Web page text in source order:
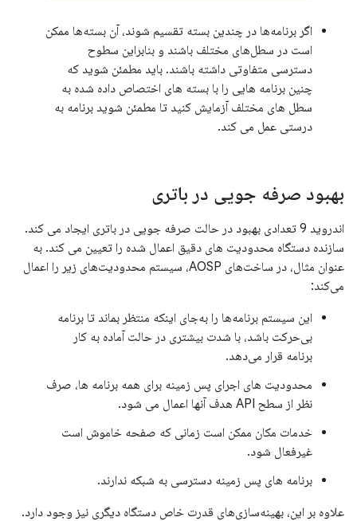
اگر برنامه‌ها در چندین بسته تقسیم شوند، آن بسته‌ها ممکن
است در سطل‌های مختلف باشند و بنابراین سطوح
دسترسی متفاوتی داشته باشند. باید مطمئن شوید که
چنین برنامه هایی را با بسته های اختصاص داده شده به
سطل های مختلف آزمایش کنید تا مطمئن شوید برنامه به
درستی عمل می کند.
بهبود صرفه جویی در باتری
اندروید 9 تعدادی بهبود در حالت صرفه جویی در باتری ایجاد می کند.
سازنده دستگاه محدودیت های دقیق اعمال شده را تعیین می کند. به
عنوان مثال، در ساخت‌های AOSP، سیستم محدودیت‌های زیر را اعمال
می‌کند:
این سیستم برنامه‌ها را به‌جای اینکه منتظر بماند تا برنامه
بی‌حرکت باشد، با شدت بیشتری در حالت آماده به کار
برنامه قرار می‌دهد.
محدودیت های اجرای پس زمینه برای همه برنامه ها، صرف
نظر از سطح API هدف آنها اعمال می شود.
خدمات مکان ممکن است زمانی که صفحه خاموش است
غیرفعال شود.
برنامه های پس زمینه دسترسی به شبکه ندارند.
علاوه بر این، بهینه‌سازی‌های قدرت خاص دستگاه دیگری نیز وجود دارد.